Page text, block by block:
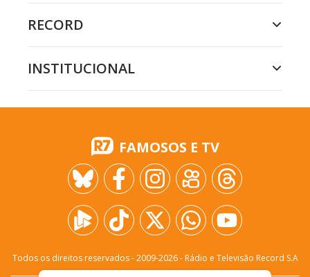
RECORD
INSTITUCIONAL
FAMOSOS E TV
Todos os direitos reservados - 2009-2026- Rádio e Televisão Record S.A